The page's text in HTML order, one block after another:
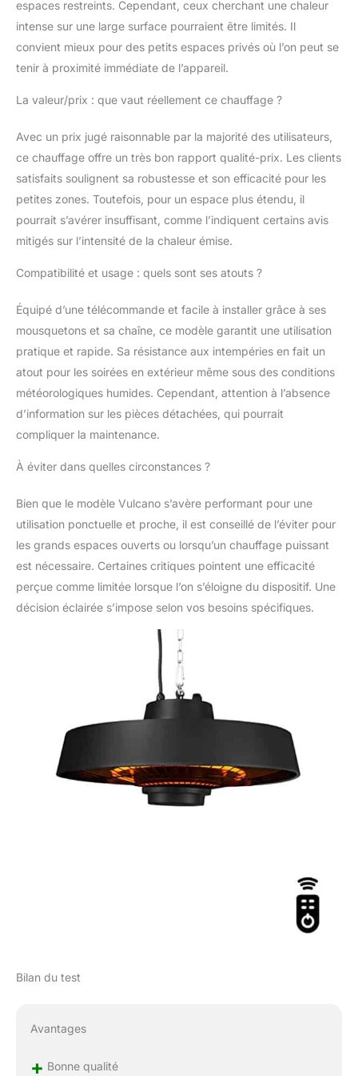
Réglables - Avec sa
télécommande, le
vous offre deux
possibilités de
différentes à régler :
chauffage de terrasse
suspendu en carbone
permet un temps de
chauffe ultra-rapide de
3 secondes qui diffuse
une chaleur à 360°
grâce à sa puissance.
en famille ou entre amis
Naturelle - Cet appareil
de chauffage extérieur
disperse une chaleur
naturelle. Le chauffage
démarre en douceur et
avec sa technologie
infrarouge, il émet une
lumière douce pour ne
au chauffage de
l'extérieure de façon
permanente et la
minuterie peut être
réglée de 0 à 24 heures
Facile à Installer -
L'installation du
radiateur infrarouge
d'extérieur Vulcano est
simple et rapide pour
un usage immédiat, il
peut être fixé en
quelques étapes
seulement. Le
chauffage suspendu
chaîne de 50 cm et des
mousquetons.
L'élément chauffant est
quant à lui protégé par
espaces restreints. Cependant, ceux cherchant une chaleur
intense sur une large surface pourraient être limités. Il
convient mieux pour des petits espaces privés où l’on peut se
tenir à proximité immédiate de l’appareil.
La valeur/prix : que vaut réellement ce chauffage ?
Avec un prix jugé raisonnable par la majorité des utilisateurs,
ce chauffage offre un très bon rapport qualité-prix. Les clients
satisfaits soulignent sa robustesse et son efficacité pour les
petites zones. Toutefois, pour un espace plus étendu, il
pourrait s’avérer insuffisant, comme l’indiquent certains avis
mitigés sur l’intensité de la chaleur émise.
Compatibilité et usage : quels sont ses atouts ?
Équipé d’une télécommande et facile à installer grâce à ses
mousquetons et sa chaîne, ce modèle garantit une utilisation
pratique et rapide. Sa résistance aux intempéries en fait un
atout pour les soirées en extérieur même sous des conditions
météorologiques humides. Cependant, attention à l’absence
d’information sur les pièces détachées, qui pourrait
compliquer la maintenance.
À éviter dans quelles circonstances ?
Bien que le modèle Vulcano s’avère performant pour une
utilisation ponctuelle et proche, il est conseillé de l’éviter pour
les grands espaces ouverts ou lorsqu’un chauffage puissant
est nécessaire. Certaines critiques pointent une efficacité
perçue comme limitée lorsque l’on s’éloigne du dispositif. Une
décision éclairée s’impose selon vos besoins spécifiques.
Bilan du test
Avantages
+ Bonne qualité